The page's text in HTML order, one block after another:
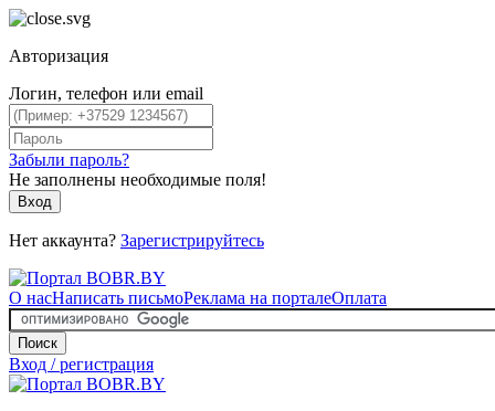
Авторизация
Логин, телефон или email
Забыли пароль?
Не заполнены необходимые поля!
Вход
Нет аккаунта? Зарегистрируйтесь
О насНаписать письмоРеклама на порталеОплата
Поиск
Вход / регистрация